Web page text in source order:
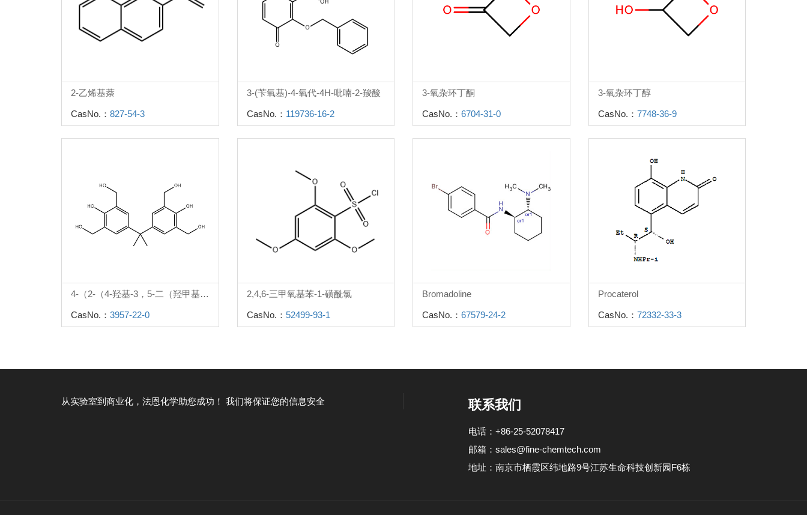
2-乙烯基萘
CasNo.： 827-54-3
3-(苄氧基)-4-氧代-4H-吡喃-2-羧酸
CasNo.： 119736-16-2
3-氧杂环丁酮
CasNo.： 6704-31-0
3-氧杂环丁醇
CasNo.： 7748-36-9
4-（2-（4-羟基-3，5-二（羟甲基）苯基）丙-2-基）-2，6-二（羟甲基）苯酚
CasNo.： 3957-22-0
2,4,6-三甲氧基苯-1-磺酰氯
CasNo.： 52499-93-1
Bromadoline
CasNo.： 67579-24-2
Procaterol
CasNo.： 72332-33-3
从实验室到商业化，法恩化学助您成功！ 我们将保证您的信息安全 联系我们
电话：+86-25-52078417
邮箱： sales@fine-chemtech.com
地址：南京市栖霞区纬地路9号江苏生命科技创新园F6栋